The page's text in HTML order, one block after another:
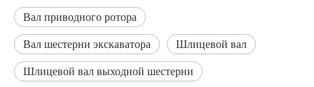
Вал приводного ротора
Вал шестерни экскаватора
Шлицевой вал
Шлицевой вал выходной шестерни